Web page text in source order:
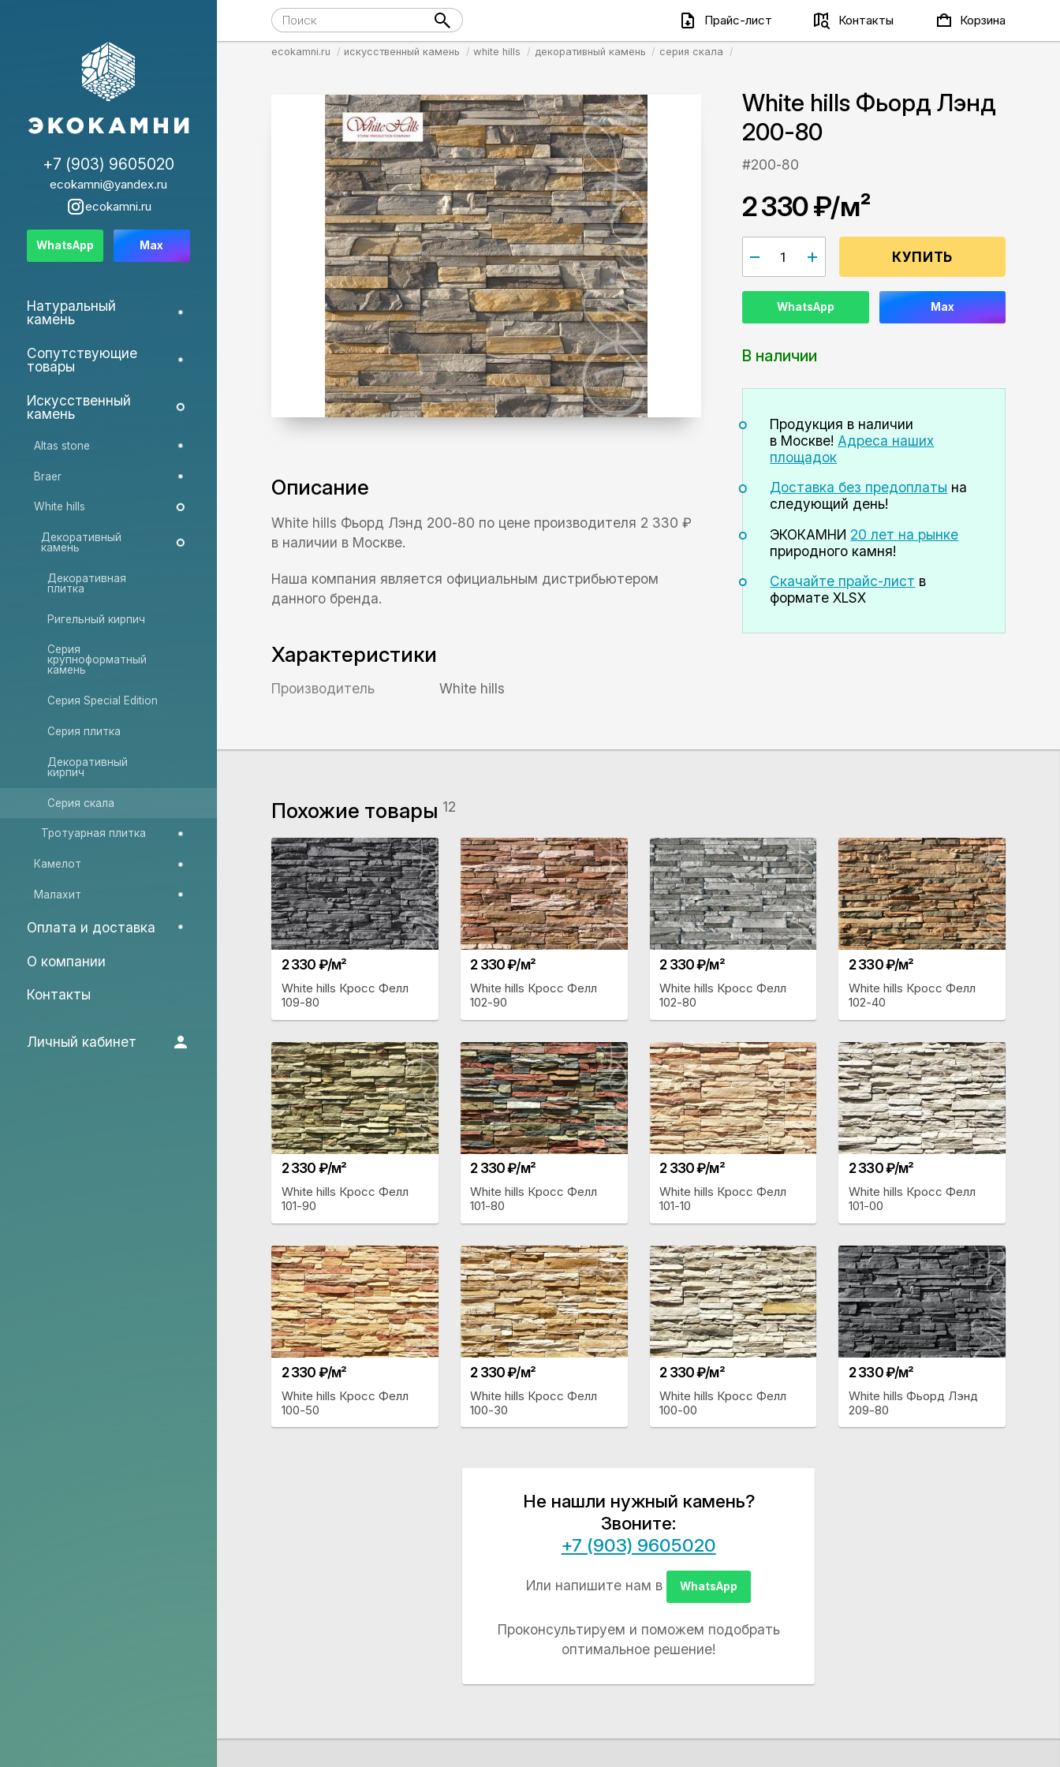
ecokamni.ru искусственный камень white hills декоративный камень серия скала
White hills Фьорд Лэнд
200-80
#200-80
2 330 ₽/м²
КУПИТЬ
WhatsApp Max
В наличии
Продукция в наличии
в Москве! Адреса наших
площадок
Доставка без предоплаты на
следующий день!
ЭКОКАМНИ 20 лет на рынке
природного камня!
Скачайте прайс-лист в
формате XLSX
Описание
White hills Фьорд Лэнд 200-80 по цене производителя 2 330 ₽
в наличии в Москве.
Наша компания является официальным дистрибьютером
данного бренда.
Характеристики
Производитель White hills
Похожие товары 12
2 330 ₽/м²
White hills Кросс Фелл
109-80
2 330 ₽/м²
White hills Кросс Фелл
102-90
2 330 ₽/м²
White hills Кросс Фелл
102-80
2 330 ₽/м²
White hills Кросс Фелл
102-40
2 330 ₽/м²
White hills Кросс Фелл
101-90
2 330 ₽/м²
White hills Кросс Фелл
101-80
2 330 ₽/м²
White hills Кросс Фелл
101-10
2 330 ₽/м²
White hills Кросс Фелл
101-00
2 330 ₽/м²
White hills Кросс Фелл
100-50
2 330 ₽/м²
White hills Кросс Фелл
100-30
2 330 ₽/м²
White hills Кросс Фелл
100-00
2 330 ₽/м²
White hills Фьорд Лэнд
209-80
Не нашли нужный камень?
Звоните:
+7 (903) 9605020
Или напишите нам в WhatsApp
Проконсультируем и поможем подобрать
оптимальное решение!
+7 (903) 9605020
ecokamni@yandex.ru
ecokamni.ru
WhatsApp Max
Натуральный
камень
Сопутствующие
товары
Искусственный
камень
Altas stone
Braer
White hills
Декоративный
камень
Декоративная
плитка
Ригельный кирпич
Серия
крупноформатный
камень
Серия Special Edition
Серия плитка
Декоративный
кирпич
Серия скала
Тротуарная плитка
Камелот
Малахит
Оплата и доставка
О компании
Контакты
Личный кабинет
Прайс-лист Контакты Корзина